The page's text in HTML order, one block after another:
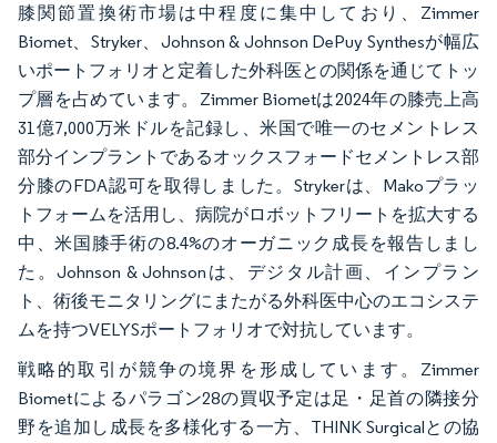
膝関節置換術市場は中程度に集中しており、Zimmer
Biomet、Stryker、Johnson & Johnson DePuy Synthesが幅広
いポートフォリオと定着した外科医との関係を通じてトッ
プ層を占めています。Zimmer Biometは2024年の膝売上高
31億7,000万米ドルを記録し、米国で唯一のセメントレス
部分インプラントであるオックスフォードセメントレス部
分膝のFDA認可を取得しました。Strykerは、Makoプラッ
トフォームを活用し、病院がロボットフリートを拡大する
中、米国膝手術の8.4%のオーガニック成長を報告しまし
た。Johnson & Johnsonは、デジタル計画、インプラン
ト、術後モニタリングにまたがる外科医中心のエコシステ
ムを持つVELYSポートフォリオで対抗しています。
戦略的取引が競争の境界を形成しています。Zimmer
Biometによるパラゴン28の買収予定は足・足首の隣接分
野を追加し成長を多様化する一方、THINK Surgicalとの協